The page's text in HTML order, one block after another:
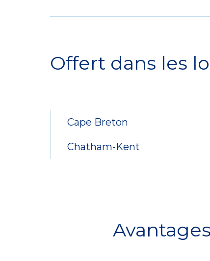
Offert dans les
Cape Breton
Chatham-Kent